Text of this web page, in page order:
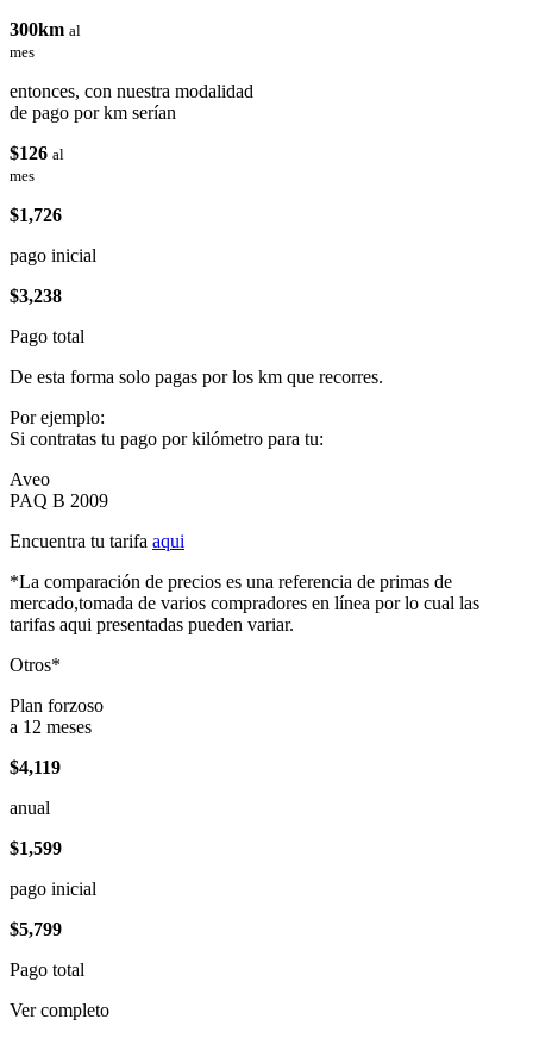
300km al
mes
entonces, con nuestra modalidad
de pago por km serían
$126 al
mes
$1,726
pago inicial
$3,238
Pago total
De esta forma solo pagas por los km que recorres.
Por ejemplo:
Si contratas tu pago por kilómetro para tu:
Aveo
PAQ B 2009
Encuentra tu tarifa aqui
*La comparación de precios es una referencia de primas de
mercado,tomada de varios compradores en línea por lo cual las
tarifas aqui presentadas pueden variar.
Otros*
Plan forzoso
a 12 meses
$4,119
anual
$1,599
pago inicial
$5,799
Pago total
Ver completo